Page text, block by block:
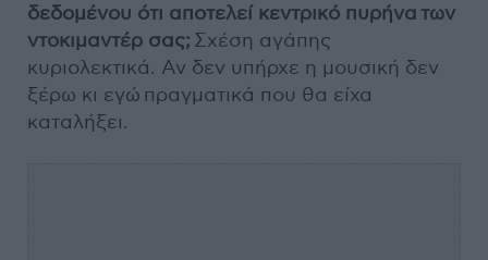
δεδομένου ότι αποτελεί κεντρικό πυρήνατων
ντοκιμαντέρ σας; Σχέση αγάπης
κυριολεκτικά. Αν δεν υπήρχε η μουσική δεν
ξέρω κι εγώ πραγματικά που θα είχα
καταλήξει.